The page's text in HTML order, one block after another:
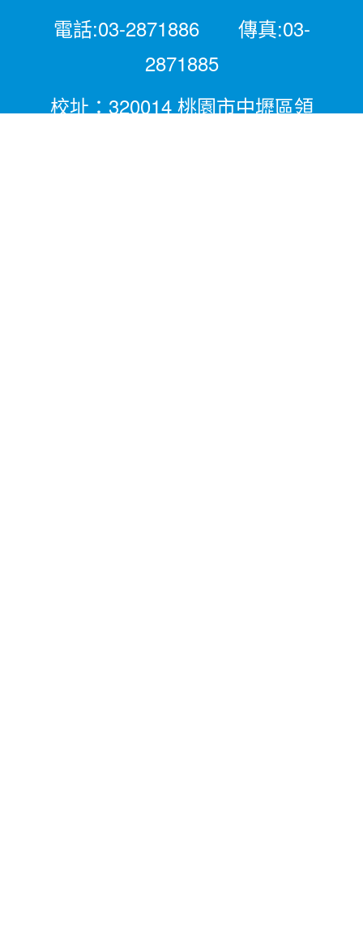
電話:03-2871886 傳真:03-
2871885
校址：320014 桃園市中壢區領